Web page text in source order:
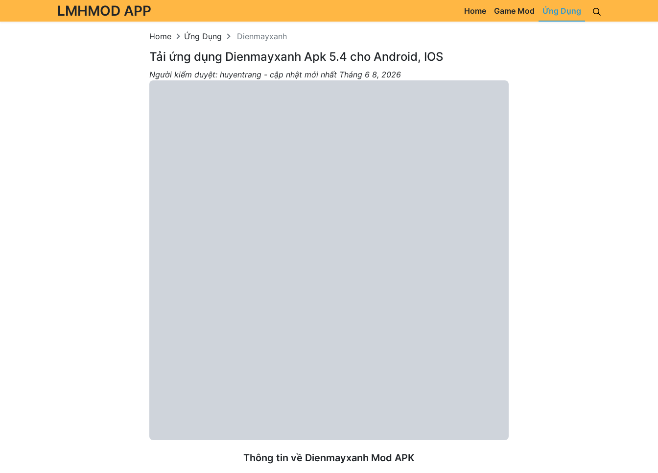
LMHMOD APP Home Game Mod Ứng Dụng
Home Ứng Dụng Dienmayxanh
Tải ứng dụng Dienmayxanh Apk 5.4 cho Android, IOS
Người kiểm duyệt: huyentrang - cập nhật mới nhất Tháng 6 8, 2026
Thông tin về Dienmayxanh Mod APK